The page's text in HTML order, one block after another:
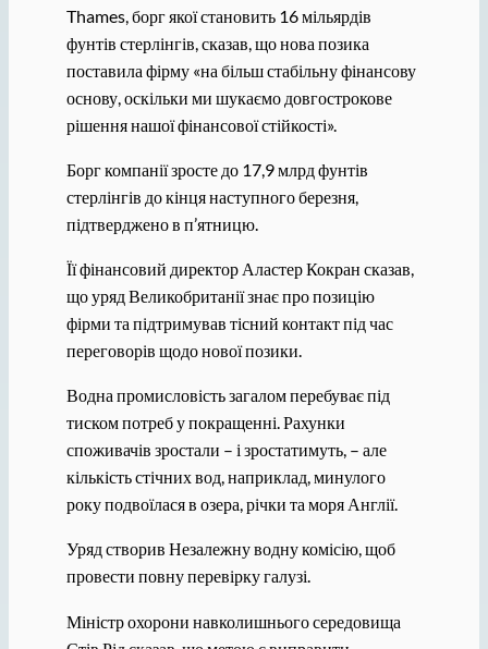
Thames, борг якої становить 16 мільярдів
фунтів стерлінгів, сказав, що нова позика
поставила фірму «на більш стабільну фінансову
основу, оскільки ми шукаємо довгострокове
рішення нашої фінансової стійкості».
Борг компанії зросте до 17,9 млрд фунтів
стерлінгів до кінця наступного березня,
підтверджено в п’ятницю.
Її фінансовий директор Аластер Кокран сказав,
що уряд Великобританії знає про позицію
фірми та підтримував тісний контакт під час
переговорів щодо нової позики.
Водна промисловість загалом перебуває під
тиском потреб у покращенні. Рахунки
споживачів зростали – і зростатимуть, – але
кількість стічних вод, наприклад, минулого
року подвоїлася в озера, річки та моря Англії.
Уряд створив Незалежну водну комісію, щоб
провести повну перевірку галузі.
Міністр охорони навколишнього середовища